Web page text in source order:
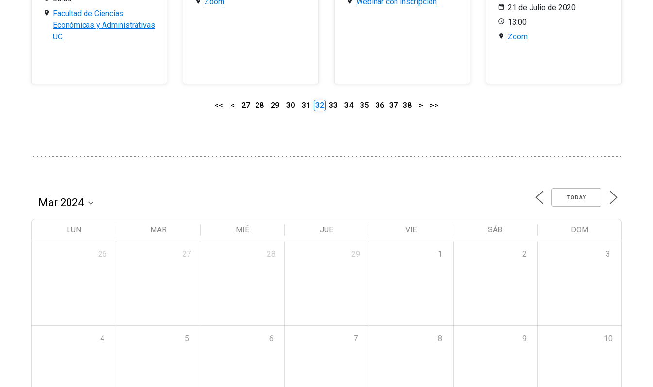
Facultad de Ciencias
Económicas y Administrativas
UC
21 de Julio de 2020
13:00
Zoom
<< < 27 28 29 30 31 32 33 34 35 36 37 38 > >>
TODAY
LUN MAR MIÉ JUE VIE SÁB DOM
26 27 28 29 1 2 3
4 5 6 7 8 9 10